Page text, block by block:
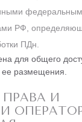
РФ,
ПДн.
для общего
ее размещения.
И